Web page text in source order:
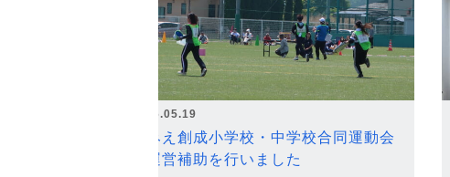
2026.05.19
なみえ創成小学校・中学校合同運動会
の運営補助を行いました